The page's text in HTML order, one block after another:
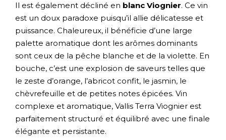
Il est également décliné en blanc Viognier. Ce vin
est un doux paradoxe puisqu’il allie délicatesse et
puissance. Chaleureux, il bénéficie d’une large
palette aromatique dont les arômes dominants
sont ceux de la pêche blanche et de la violette. En
bouche, c’est une explosion de saveurs telles que
le zeste d’orange, l’abricot confit, le jasmin, le
chèvrefeuille et de petites notes épicées. Vin
complexe et aromatique, Vallis Terra Viognier est
parfaitement structuré et équilibré avec une finale
élégante et persistante.